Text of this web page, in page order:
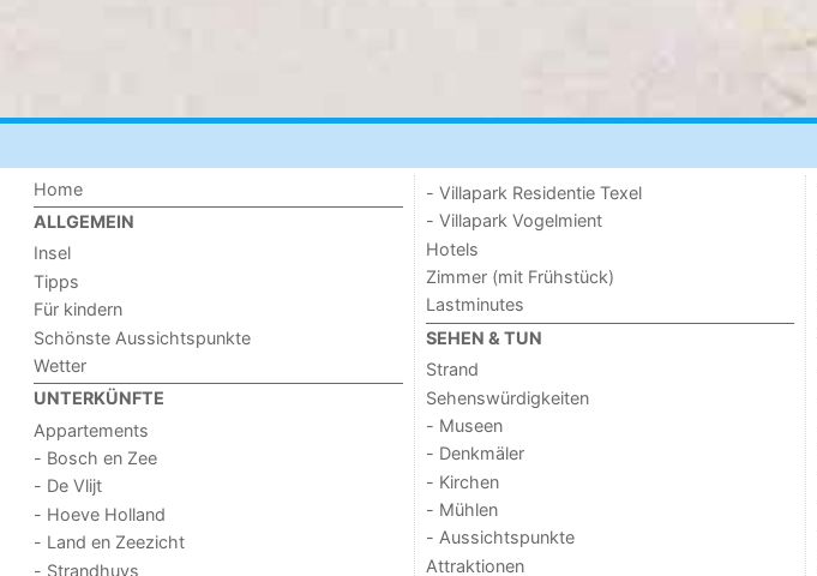
Home
ALLGEMEIN
Insel
Tipps
Für kindern
Schönste Aussichtspunkte
Wetter
UNTERKÜNFTE
Appartements
- Bosch en Zee
- De Vlijt
- Hoeve Holland
- Land en Zeezicht
- Strandhuys
- Villapark Residentie Texel
- Villapark Vogelmient
Hotels
Zimmer (mit Frühstück)
Lastminutes
SEHEN & TUN
Strand
Sehenswürdigkeiten
- Museen
- Denkmäler
- Kirchen
- Mühlen
- Aussichtspunkte
Attraktionen